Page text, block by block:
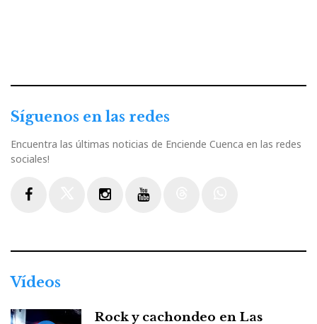
Síguenos en las redes
Encuentra las últimas noticias de Enciende Cuenca en las redes
sociales!
Vídeos
Rock y cachondeo en Las